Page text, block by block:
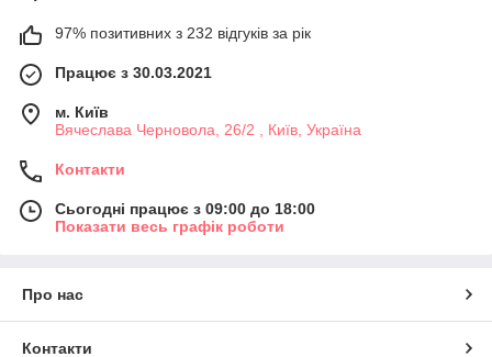
97% позитивних з 232 відгуків за рік
Працює з 30.03.2021
м. Київ
Вячеслава Черновола, 26/2 , Київ, Україна
Контакти
Сьогодні працює з 09:00 до 18:00
Показати весь графік роботи
Про нас
Контакти